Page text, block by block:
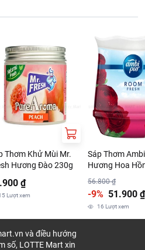
ráo, sạch sẽ, không nhiễm bụi
độ cao, tia lửa hay lửa. Không lưu
và nơi có nhiệt độ thấp.
hóa chất độc hại và không chồng
vỡ bao bì đơn.
sau khi sử dụng.
bé hoặc người bị bệnh.
Thơm Khử Mùi Mr.
Hương Đào 230g
₫
Lượt xem
Sáp Thơm
Hương Hoa
56.800 ₫
-9% 51.900 ₫
16 Lượt xem
và điều hướng
số, LOTTE Mart xin